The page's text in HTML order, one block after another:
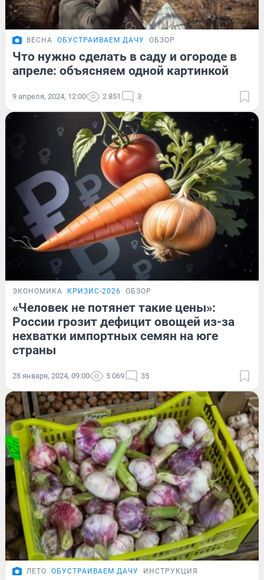
ВЕСНА ОБУСТРАИВАЕМ ДАЧУ ОБЗОР
Что нужно сделать в саду и огороде в
апреле: объясняем одной картинкой
9 апреля, 2024, 12:00 2 851 3
ЭКОНОМИКА КРИЗИС-2026 ОБЗОР
«Человек не потянет такие цены»:
России грозит дефицит овощей из-за
нехватки импортных семян на юге
страны
28 января, 2024, 09:00 5 069 35
ЛЕТО ОБУСТРАИВАЕМ ДАЧУ ИНСТРУКЦИЯ